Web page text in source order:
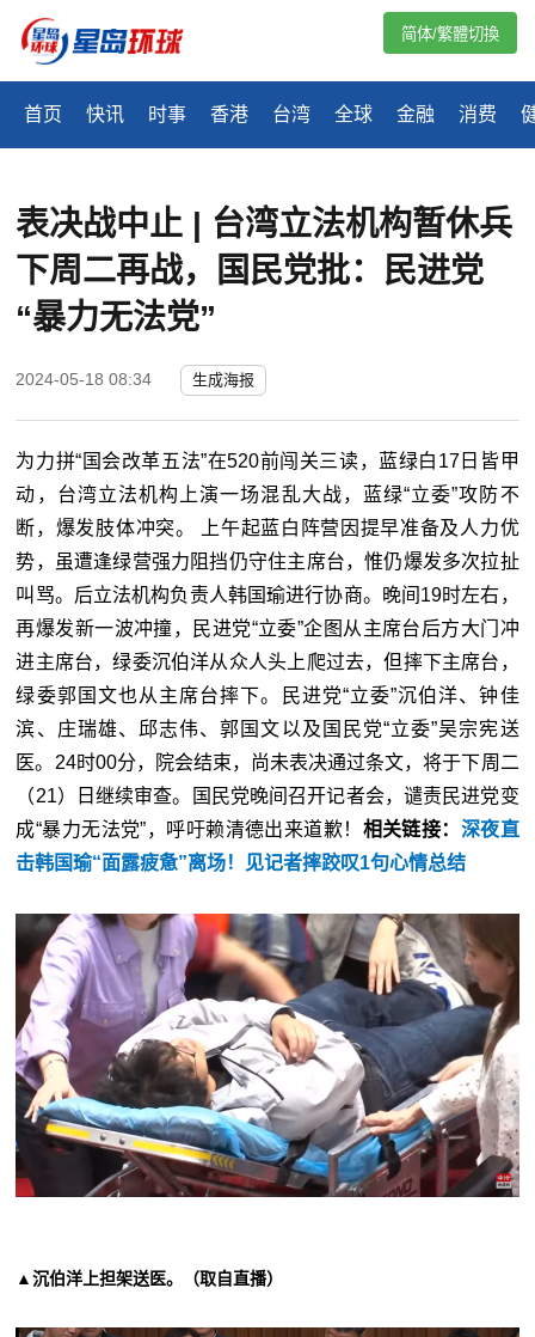
首页 快讯 时事 香港 台湾 全球 金融 消费
简体/繁體切換
表决战中止 | 台湾立法机构暂休兵
下周二再战，国民党批：民进党
“暴力无法党”
2024-05-18 08:34 生成海报
为力拼“国会改革五法”在520前闯关三读，蓝绿白17日皆甲
动，台湾立法机构上演一场混乱大战，蓝绿“立委”攻防不
断，爆发肢体冲突。 上午起蓝白阵营因提早准备及人力优
势，虽遭逢绿营强力阻挡仍守住主席台，惟仍爆发多次拉扯
叫骂。后立法机构负责人韩国瑜进行协商。晚间19时左右，
再爆发新一波冲撞，民进党“立委”企图从主席台后方大门冲
进主席台，绿委沉伯洋从众人头上爬过去，但摔下主席台，
绿委郭国文也从主席台摔下。民进党“立委”沉伯洋、钟佳
滨、庄瑞雄、邱志伟、郭国文以及国民党“立委”吴宗宪送
医。24时00分，院会结束，尚未表决通过条文，将于下周二
（21）日继续审查。国民党晚间召开记者会，谴责民进党变
成“暴力无法党”，呼吁赖清德出来道歉！ 相关链接： 深夜直
击韩国瑜“面露疲惫”离场！见记者摔跤叹1句心情总结
▲沉伯洋上担架送医。（取自直播）